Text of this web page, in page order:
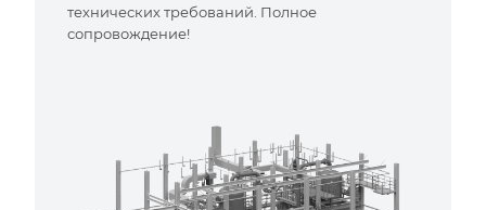
технических требований. Полное
сопровождение!